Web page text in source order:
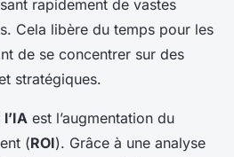
rapidement de vastes
Cela libère du temps pour les
de se concentrer sur des
stratégiques.
est l’augmentation du
(ROI). Grâce à une analyse